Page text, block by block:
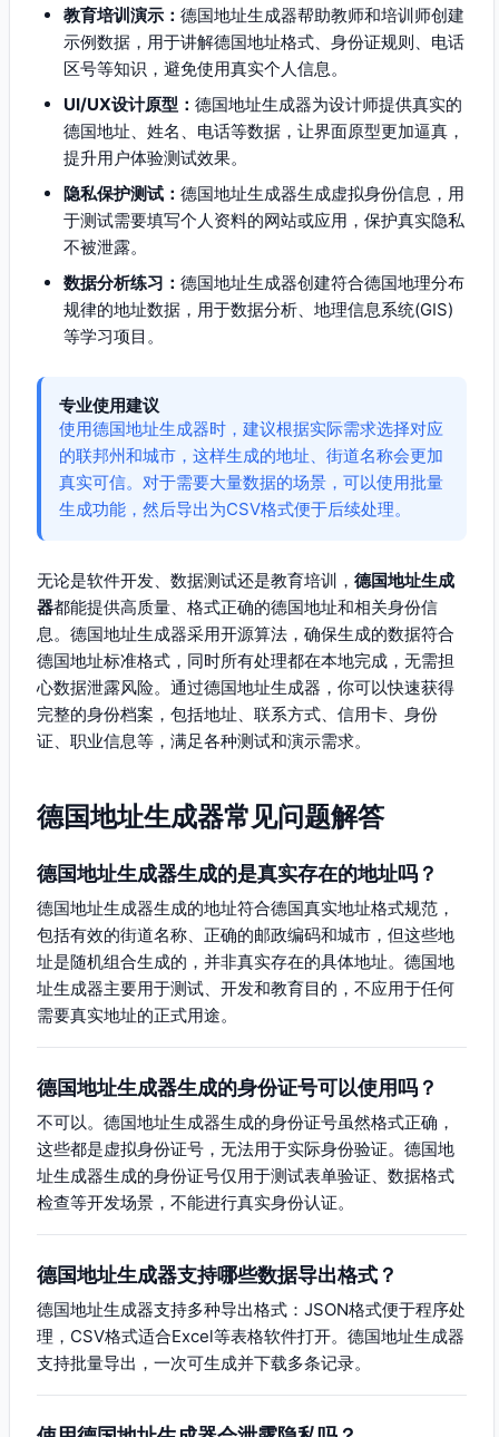
教育培训演示： 德国地址生成器帮助教师和培训师创建
示例数据，用于讲解德国地址格式、身份证规则、电话
区号等知识，避免使用真实个人信息。
UI/UX设计原型： 德国地址生成器为设计师提供真实的
德国地址、姓名、电话等数据，让界面原型更加逼真，
提升用户体验测试效果。
隐私保护测试： 德国地址生成器生成虚拟身份信息，用
于测试需要填写个人资料的网站或应用，保护真实隐私
不被泄露。
数据分析练习： 德国地址生成器创建符合德国地理分布
规律的地址数据，用于数据分析、地理信息系统(GIS)
等学习项目。
专业使用建议
使用德国地址生成器时，建议根据实际需求选择对应
的联邦州和城市，这样生成的地址、街道名称会更加
真实可信。对于需要大量数据的场景，可以使用批量
生成功能，然后导出为CSV格式便于后续处理。
无论是软件开发、数据测试还是教育培训， 德国地址生成
器都能提供高质量、格式正确的德国地址和相关身份信
息。德国地址生成器采用开源算法，确保生成的数据符合
德国地址标准格式，同时所有处理都在本地完成，无需担
心数据泄露风险。通过德国地址生成器，你可以快速获得
完整的身份档案，包括地址、联系方式、信用卡、身份
证、职业信息等，满足各种测试和演示需求。
德国地址生成器常见问题解答
德国地址生成器生成的是真实存在的地址吗？
德国地址生成器生成的地址符合德国真实地址格式规范，
包括有效的街道名称、正确的邮政编码和城市，但这些地
址是随机组合生成的，并非真实存在的具体地址。德国地
址生成器主要用于测试、开发和教育目的，不应用于任何
需要真实地址的正式用途。
德国地址生成器生成的身份证号可以使用吗？
不可以。德国地址生成器生成的身份证号虽然格式正确，
这些都是虚拟身份证号，无法用于实际身份验证。德国地
址生成器生成的身份证号仅用于测试表单验证、数据格式
检查等开发场景，不能进行真实身份认证。
德国地址生成器支持哪些数据导出格式？
德国地址生成器支持多种导出格式：JSON格式便于程序处
理，CSV格式适合Excel等表格软件打开。德国地址生成器
支持批量导出，一次可生成并下载多条记录。